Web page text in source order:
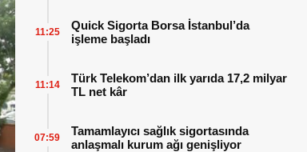
Quick Sigorta Borsa İstanbul’da
işleme başladı
11:25
Türk Telekom’dan ilk yarıda 17,2 milyar
TL net kâr
11:14
Tamamlayıcı sağlık sigortasında
anlaşmalı kurum ağı genişliyor
07:59